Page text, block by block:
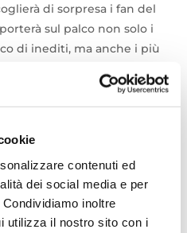
contenuti ed
dei social media e per
inoltre
utilizza il nostro sito con i
di sorpresa i fan del
sul palco non solo i
di inediti, ma anche i più
repertorio, mostrando
dell’evoluzione artistica
Biglietti disponibili da
e CiaoTickets e in tutti
Sisal.